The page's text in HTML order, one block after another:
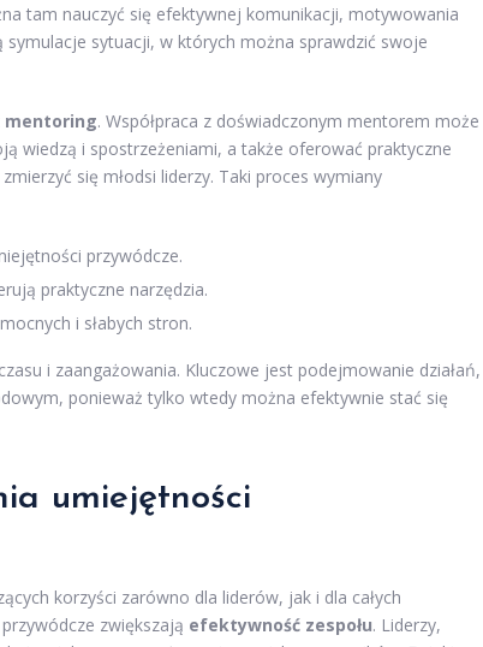
tam nauczyć się efektywnej komunikacji, motywowania
sytuacji, w których można sprawdzić swoje
mentoring. Współpraca z doświadczonym mentorem może
wiedzą i spostrzeżeniami, a także oferować praktyczne
się młodsi liderzy. Taki proces wymiany
przywódcze.
praktyczne narzędzia.
i słabych stron.
i zaangażowania. Kluczowe jest podejmowanie działań,
ponieważ tylko wtedy można efektywnie stać się
umiejętności
korzyści zarówno dla liderów, jak i dla całych
zwiększają efektywność zespołu. Liderzy,